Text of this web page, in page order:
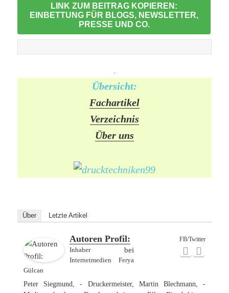
LINK ZUM BEITRAG KOPIEREN:
EINBETTUNG FÜR BLOGS, NEWSLETTER,
PRESSE UND CO.
-
Übersicht:
Fachartikel
Verzeichnis
Über uns
Über Letzte Artikel
FB/Twitter
Autoren Profil:
Inhaberbei
Internetmedien Ferya
Gülcan
Peter Siegmund, - Druckermeister, Martin Blechmann, -